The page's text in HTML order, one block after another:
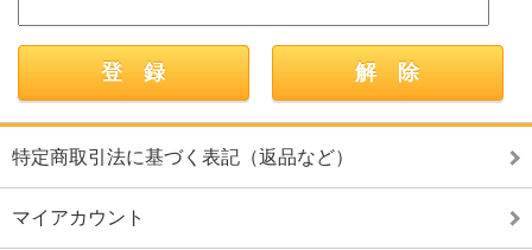
特定商取引法に基づく表記（返品など）
マイアカウント